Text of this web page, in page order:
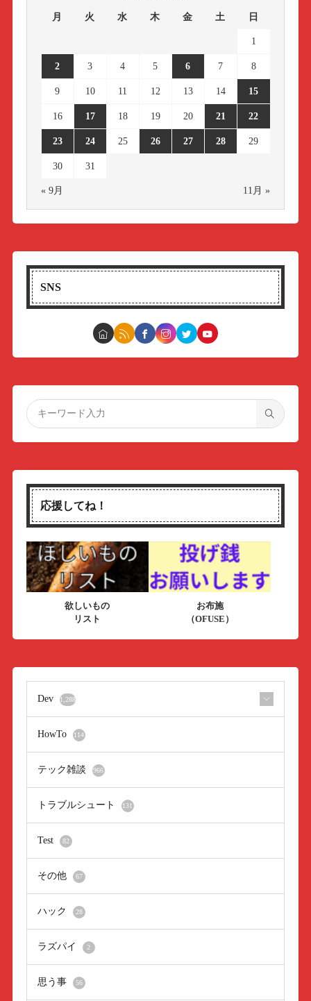
月 火 水 木 金 土 日
1
2 3 4 5 6 7 8
9 10 11 12 13 14 15
16 17 18 19 20 21 22
23 24 25 26 27 28 29
30 31
« 9月 11月 »
SNS
応援してね！
欲しいもの
リスト
お布施
（OFUSE）
Dev 1,288
HowTo 114
テック雑談 966
トラブルシュート 131
Test 82
その他 67
ハック 28
ラズパイ 2
思う事 56